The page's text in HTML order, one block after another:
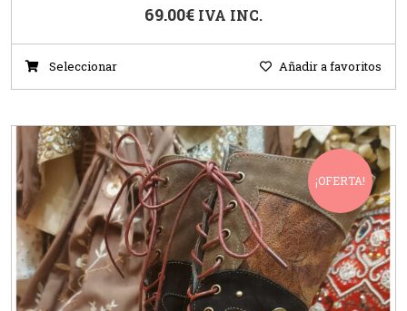
69.00€ IVA INC.
Seleccionar Añadir a favoritos
¡OFERTA!